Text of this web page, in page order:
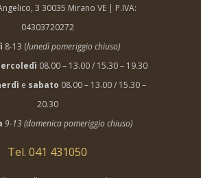
3 30035 Mirano VE | P.IVA:
04303720272
8-13 (lunedì pomeriggio chiuso)
08.00 – 13.00 / 15.30 – 19.30
e sabato 08.00 – 13.00 / 15.30 –
20.30
9-13 (domenica pomeriggio chiuso)
Tel. 041 431050